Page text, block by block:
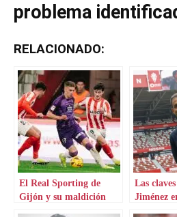
problema
RELACIONADO:
El Real Sporting de
Gijón y su maldición
Las
Jiménez